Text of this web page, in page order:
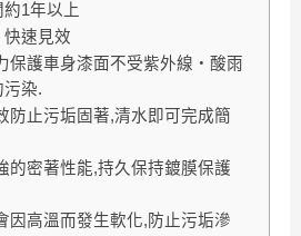
1年以上
速見效
護車身漆面不受紫外線‧酸雨
污染.
止污垢固著,清水即可完成簡
密著性能,持久保持鍍膜保護
高溫而發生軟化,防止污垢滲